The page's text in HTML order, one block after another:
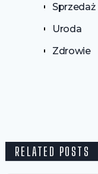
Sprzedaż
Uroda
Zdrowie
RELATED POSTS